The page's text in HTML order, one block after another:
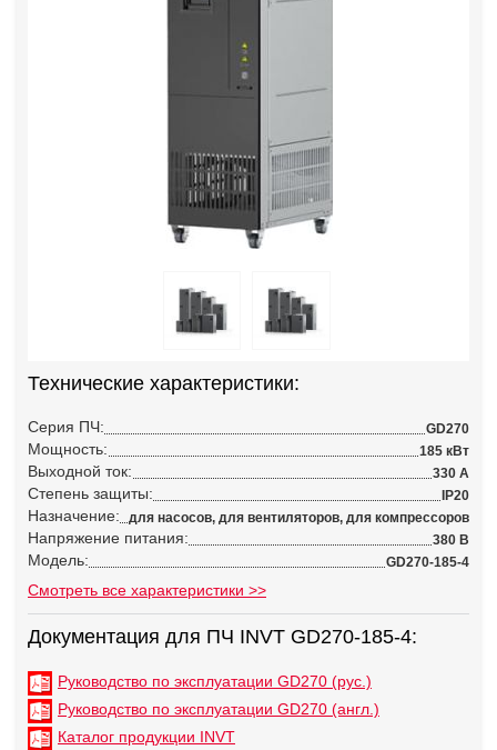
Технические характеристики:
Серия ПЧ: GD270
Мощность: 185 кВт
Выходной ток: 330 А
Степень защиты: IP20
Назначение: для насосов, для вентиляторов, для компрессоров
Напряжение питания: 380 В
Модель: GD270-185-4
Смотреть все характеристики >>
Документация для ПЧ INVT GD270-185-4:
Руководство по эксплуатации GD270 (рус.)
Руководство по эксплуатации GD270 (англ.)
Каталог продукции INVT